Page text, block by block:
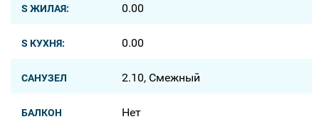
S ЖИЛАЯ: 0.00
S КУХНЯ: 0.00
САНУЗЕЛ 2.10, Смежный
БАЛКОН Нет